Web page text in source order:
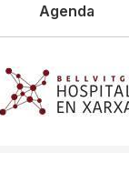
Agenda